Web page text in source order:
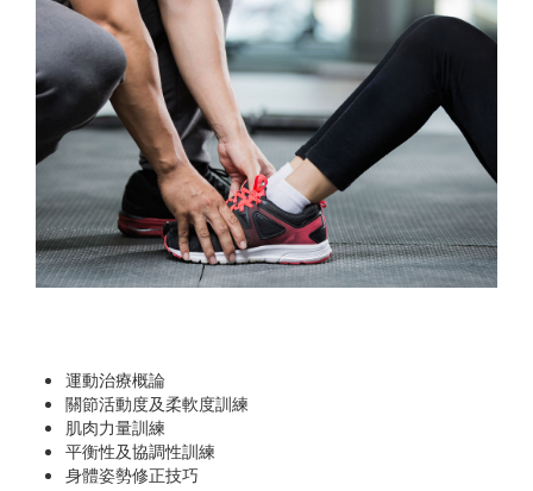
運動治療概論
關節活動度及柔軟度訓練
肌肉力量訓練
平衡性及協調性訓練
身體姿勢修正技巧